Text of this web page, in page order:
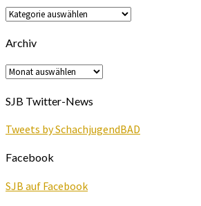
News
Kategorien
Archiv
Archiv
SJB Twitter-News
Tweets by SchachjugendBAD
Facebook
SJB auf Facebook